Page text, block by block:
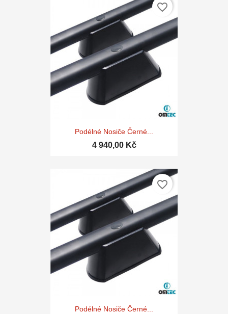
Podélné Nosiče Černé...
4 940,00 Kč
favorite_border
Podélné Nosiče Černé...
favorite_border